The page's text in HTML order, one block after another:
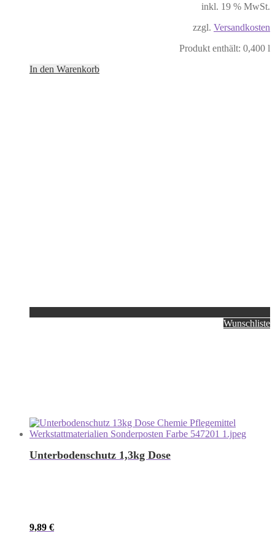
inkl. 19 % MwSt.
zzgl. Versandkosten
Produkt enthält: 0,400 l
In den Warenkorb
Wunschliste
Unterbodenschutz 1,3kg Dose
9,89 €